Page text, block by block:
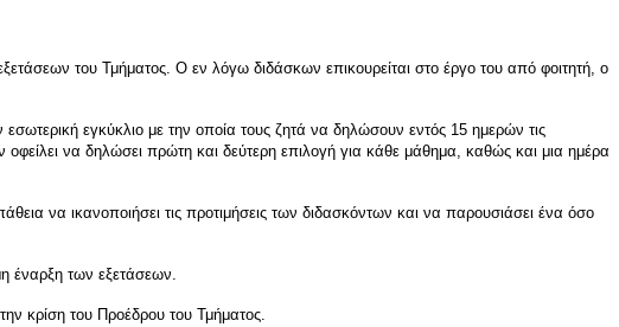
του Τμήματος. Ο εν λόγω διδάσκων επικουρείται στο έργο του από φοιτητή, ο
εγκύκλιο με την οποία τους ζητά να δηλώσουν εντός 15 ημερών τις
να δηλώσει πρώτη και δεύτερη επιλογή για κάθε μάθημα, καθώς και μια ημέρα
να ικανοποιήσει τις προτιμήσεις των διδασκόντων και να παρουσιάσει ένα όσο
έναρξη των εξετάσεων.
κρίση του Προέδρου του Τμήματος.